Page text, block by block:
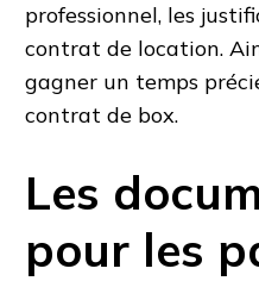
professionnel, les
contrat de location.
gagner un temps
contrat de box.
Les
pour les